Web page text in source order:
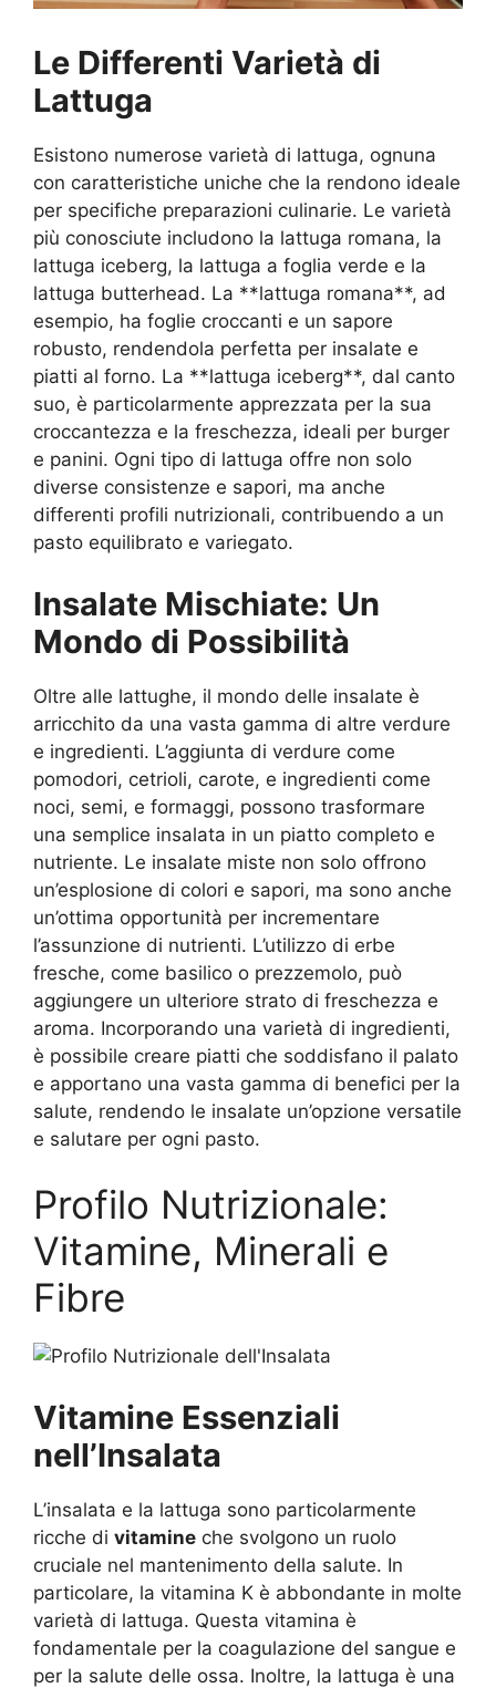
Le Differenti Varietà di
Lattuga
Esistono numerose varietà di lattuga, ognuna
con caratteristiche uniche che la rendono ideale
per specifiche preparazioni culinarie. Le varietà
più conosciute includono la lattuga romana, la
lattuga iceberg, la lattuga a foglia verde e la
lattuga butterhead. La **lattuga romana**, ad
esempio, ha foglie croccanti e un sapore
robusto, rendendola perfetta per insalate e
piatti al forno. La **lattuga iceberg**, dal canto
suo, è particolarmente apprezzata per la sua
croccantezza e la freschezza, ideali per burger
e panini. Ogni tipo di lattuga offre non solo
diverse consistenze e sapori, ma anche
differenti profili nutrizionali, contribuendo a un
pasto equilibrato e variegato.
Insalate Mischiate: Un
Mondo di Possibilità
Oltre alle lattughe, il mondo delle insalate è
arricchito da una vasta gamma di altre verdure
e ingredienti. L’aggiunta di verdure come
pomodori, cetrioli, carote, e ingredienti come
noci, semi, e formaggi, possono trasformare
una semplice insalata in un piatto completo e
nutriente. Le insalate miste non solo offrono
un’esplosione di colori e sapori, ma sono anche
un’ottima opportunità per incrementare
l’assunzione di nutrienti. L’utilizzo di erbe
fresche, come basilico o prezzemolo, può
aggiungere un ulteriore strato di freschezza e
aroma. Incorporando una varietà di ingredienti,
è possibile creare piatti che soddisfano il palato
e apportano una vasta gamma di benefici per la
salute, rendendo le insalate un’opzione versatile
e salutare per ogni pasto.
Profilo Nutrizionale:
Vitamine, Minerali e
Fibre
Vitamine Essenziali
nell’Insalata
L’insalata e la lattuga sono particolarmente
ricche di vitamine che svolgono un ruolo
cruciale nel mantenimento della salute. In
particolare, la vitamina K è abbondante in molte
varietà di lattuga. Questa vitamina è
fondamentale per la coagulazione del sangue e
per la salute delle ossa. Inoltre, la lattuga è una